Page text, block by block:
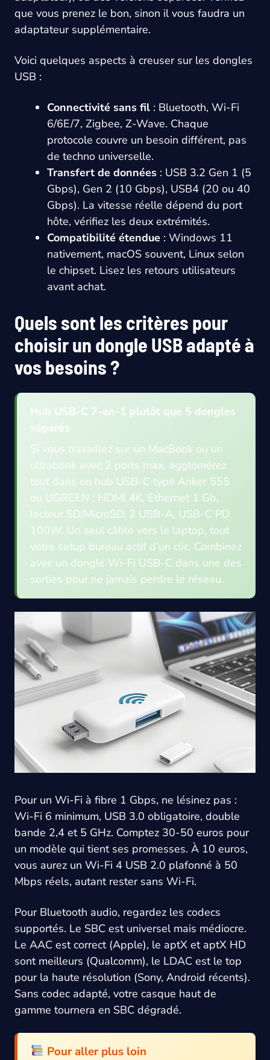
que vous prenez le bon, sinon il vous faudra un
adaptateur supplémentaire.
Voici quelques aspects à creuser sur les dongles
USB :
Connectivité sans fil : Bluetooth, Wi-Fi
6/6E/7, Zigbee, Z-Wave. Chaque
protocole couvre un besoin différent, pas
de techno universelle.
Transfert de données : USB 3.2 Gen 1 (5
Gbps), Gen 2 (10 Gbps), USB4 (20 ou 40
Gbps). La vitesse réelle dépend du port
hôte, vérifiez les deux extrémités.
Compatibilité étendue : Windows 11
nativement, macOS souvent, Linux selon
le chipset. Lisez les retours utilisateurs
avant achat.
Quels sont les critères pour
choisir un dongle USB adapté à
vos besoins ?
Hub USB-C 7-en-1 plutôt que 5 dongles
séparés
Si vous travaillez sur un MacBook ou un
ultrabook avec 2 ports max, agglomérez
tout dans un hub USB-C type Anker 555
ou UGREEN : HDMI 4K, Ethernet 1 Gb,
lecteur SD/MicroSD, 2 USB-A, USB-C PD
100W. Un seul câble vers le laptop, tout
votre setup bureau actif d’un clic. Combinez
avec un dongle Wi-Fi USB-C dans une des
sorties pour ne jamais perdre le réseau.
Pour un Wi-Fi à fibre 1 Gbps, ne lésinez pas :
Wi-Fi 6 minimum, USB 3.0 obligatoire, double
bande 2,4 et 5 GHz. Comptez 30-50 euros pour
un modèle qui tient ses promesses. À 10 euros,
vous aurez un Wi-Fi 4 USB 2.0 plafonné à 50
Mbps réels, autant rester sans Wi-Fi.
Pour Bluetooth audio, regardez les codecs
supportés. Le SBC est universel mais médiocre.
Le AAC est correct (Apple), le aptX et aptX HD
sont meilleurs (Qualcomm), le LDAC est le top
pour la haute résolution (Sony, Android récents).
Sans codec adapté, votre casque haut de
gamme tournera en SBC dégradé.
Pour aller plus loin